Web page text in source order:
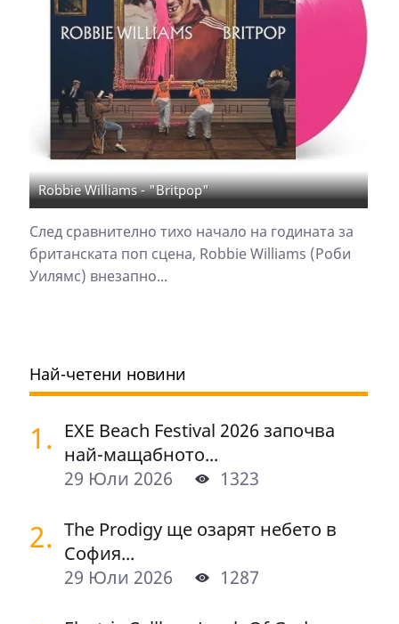
Robbie Williams - "Britpop"
След сравнително тихо начало на годината за
британската поп сцена, Robbie Williams (Роби
Уилямс) внезапно...
Най-четени новини
1. EXE Beach Festival 2026 започва
най-мащабното...
29 Юли 2026
1323
2. The Prodigy ще озарят небето в
София...
29 Юли 2026
1287